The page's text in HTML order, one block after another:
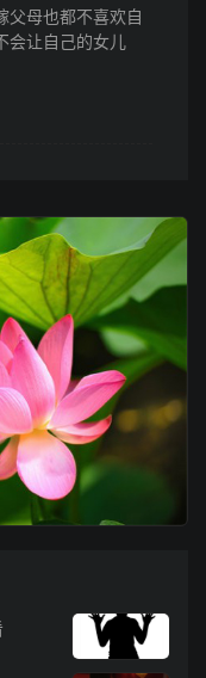
父母也都不喜欢自
会让自己的女儿